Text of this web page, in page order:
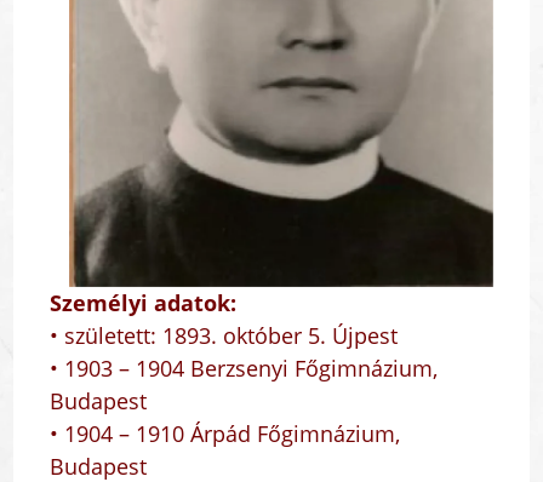
Személyi adatok:
• született: 1893. október 5. Újpest
• 1903 – 1904 Berzsenyi Főgimnázium,
Budapest
• 1904 – 1910 Árpád Főgimnázium,
Budapest